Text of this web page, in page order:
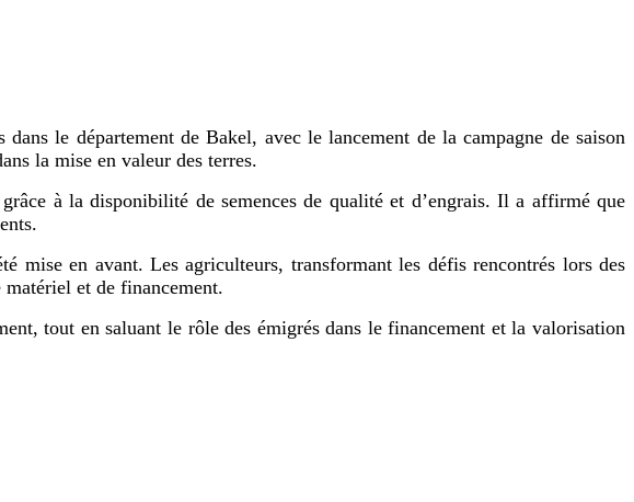
le département de Bakel, avec le lancement de la campagne de saison
la mise en valeur des terres.
à la disponibilité de semences de qualité et d’engrais. Il a affirmé que
mise en avant. Les agriculteurs, transformant les défis rencontrés lors des
et de financement.
tout en saluant le rôle des émigrés dans le financement et la valorisation